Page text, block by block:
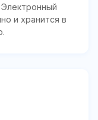
и хранится в